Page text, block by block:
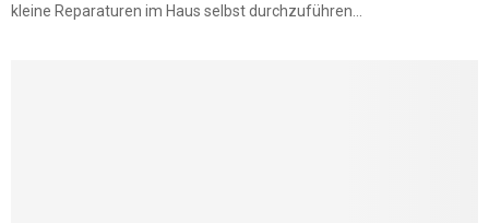
kleine Reparaturen im Haus selbst durchzuführen...